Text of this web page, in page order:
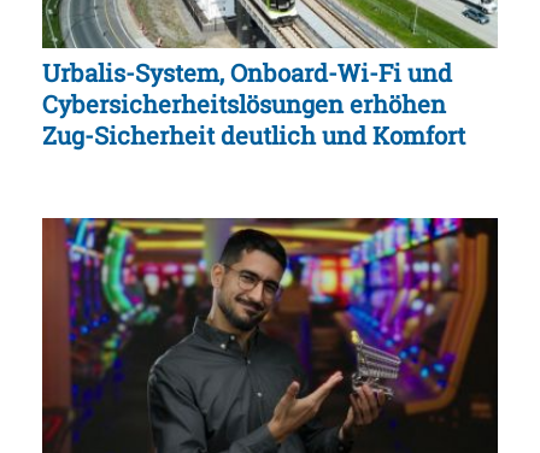
Urbalis-System, Onboard-Wi-Fi und
Cybersicherheitslösungen erhöhen
Zug-Sicherheit deutlich und Komfort